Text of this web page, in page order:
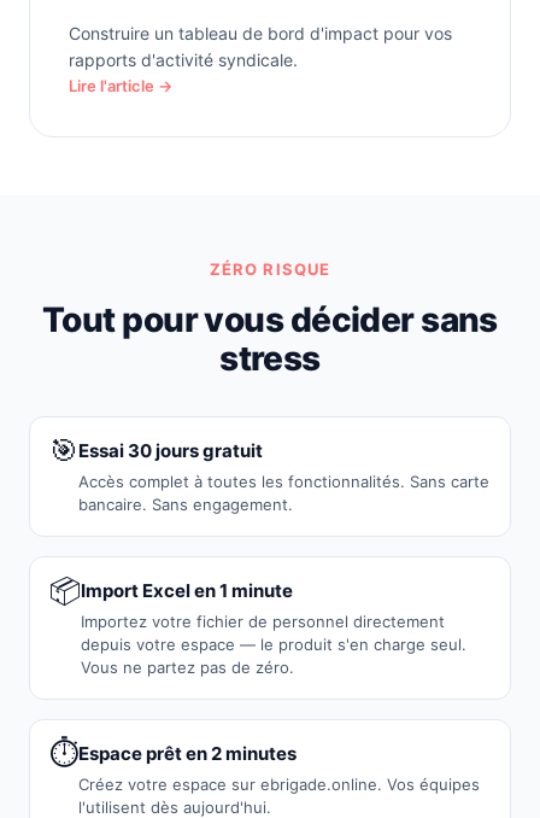
Construire un tableau de bord d'impact pour vos
rapports d'activité syndicale.
Lire l'article →
ZÉRO RISQUE
Tout pour vous décider sans
stress
🎯 Essai 30 jours gratuit
Accès complet à toutes les fonctionnalités. Sans carte
bancaire. Sans engagement.
📦Import Excel en 1 minute
Importez votre fichier de personnel directement
depuis votre espace — le produit s'en charge seul.
Vous ne partez pas de zéro.
⏱️Espace prêt en 2 minutes
Créez votre espace sur ebrigade.online. Vos équipes
l'utilisent dès aujourd'hui.